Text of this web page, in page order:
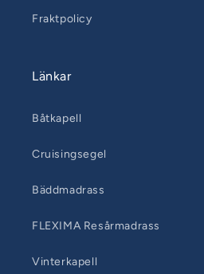
Fraktpolicy
Länkar
Båtkapell
Cruisingsegel
Bäddmadrass
FLEXIMA Resårmadrass
Vinterkapell